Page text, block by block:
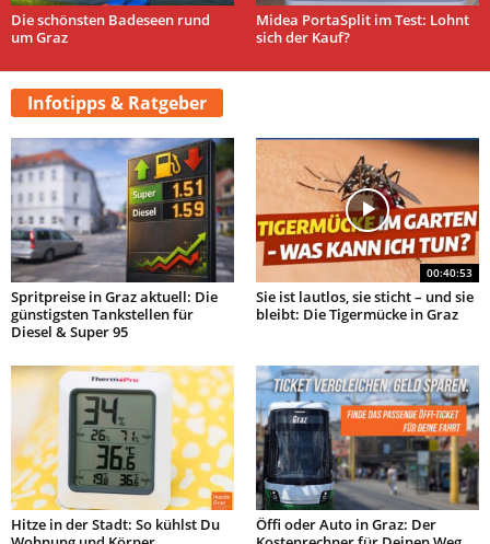
Die schönsten Badeseen rund
um Graz
Midea PortaSplit im Test: Lohnt
sich der Kauf?
Infotipps & Ratgeber
Spritpreise in Graz aktuell: Die
günstigsten Tankstellen für
Diesel & Super 95
00:40:53
Sie ist lautlos, sie sticht – und sie
bleibt: Die Tigermücke in Graz
Hitze in der Stadt: So kühlst Du
Öffi oder Auto in Graz: Der